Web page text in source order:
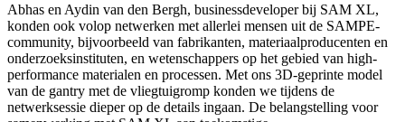
Abhas en Aydin van den Bergh, businessdeveloper bij SAM XL,
konden ook volop netwerken met allerlei mensen uit de SAMPE-
community, bijvoorbeeld van fabrikanten, materiaalproducenten en
onderzoeksinstituten, en wetenschappers op het gebied van high-
performance materialen en processen. Met ons 3D-geprinte model
van de gantry met de vliegtuigromp konden we tijdens de
netwerksessie dieper op de details ingaan. De belangstelling voor